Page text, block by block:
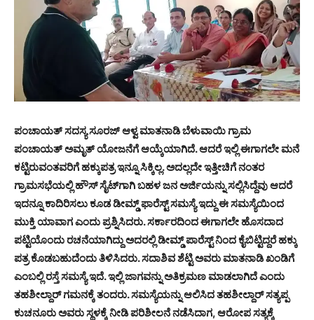
ಪಂಚಾಯತ್ಸದಸ್ಯಸೂರಜ್ಆಳ್ವಮಾತನಾಡಿಬೆಳುವಾಯಿ ಗ್ರಾಮ
ಪಂಚಾಯತ್ಅಮೃತ್ಯೋಜನೆಗೆಆಯ್ಕೆಯಾಗಿದೆ.ಆದರೆಇಲ್ಲಿಈಗಾಗಲೇಮನೆ
ಕಟ್ಟಿರುವಂತವರಿಗೆಹಕ್ಕುಪತ್ರಇನ್ನೂಸಿಕ್ಕಿಲ್ಲ.ಅದಲ್ಲದೇಇತ್ತೀಚಿಗೆನಂತರ
ಗ್ರಾಮಸಭೆಯಲ್ಲಿಹೌಸ್ಸೈಟ್‌ಗಾಗಿಬಹಳಜನಅರ್ಜಿಯನ್ನುಸಲ್ಲಿಸಿದ್ದೆವುಆದರೆ
ಇದನ್ನೂಕಾದಿರಿಸಲು ಕೂಡಡೀಮ್ಡ್ಫಾರೆಸ್ಟ್ಸಮಸ್ಯೆಇದ್ದುಈಸಮಸ್ಯೆಯಿಂದ
ಮುಕ್ತಿಯಾವಾಗಎಂದುಪ್ರಶ್ನಿಸಿದರು.ಸರ್ಕಾರದಿಂದಈಗಾಗಲೇಹೊಸದಾದ
ಪಟ್ಟಿಯೊಂದುರಚನೆಯಾಗಿದ್ದುಅದರಲ್ಲಿಡೀಮ್ಡ್ಪಾರೆಸ್ಟ್ನಿಂದ ಕೈಬಿಟ್ಟಿದ್ದರೆಹಕ್ಕು
ಪತ್ರಕೊಡಬಹುದೆಂದುತಿಳಿಸಿದರು.ಸದಾಶಿವಶೆಟ್ಟಿಅವರುಮಾತನಾಡಿಖಂಡಿಗೆ
ಎಂಬಲ್ಲಿರಸ್ತೆಸಮಸ್ಯೆಇದೆ.ಇಲ್ಲಿಜಾಗವನ್ನುಅತಿಕ್ರಮಣಮಾಡಲಾಗಿದೆಎಂದು
ತಹಶೀಲ್ದಾರ್ಗಮನಕ್ಕೆತಂದರು.ಸಮಸ್ಯೆಯನ್ನುಆಲಿಸಿದತಹಶೀಲ್ದಾರ್ಸತ್ಯಪ್ಪ
ಕುಚನೂರುಅವರುಸ್ಥಳಕ್ಕೆನೀಡಿಪರಿಶೀಲನೆನಡೆಸಿದಾಗ,ಆರೋಪಸತ್ಯಕ್ಕೆ